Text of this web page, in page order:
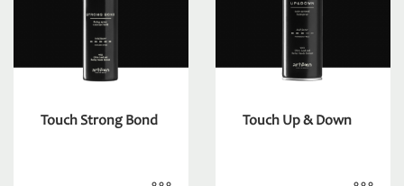
Touch Strong Bond Touch Up & Down